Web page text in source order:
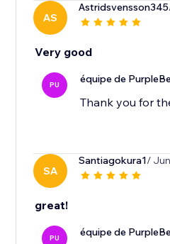
AS
Astridsvensson345
Very good
PU équipe de
Thank you for
SA
Santiagokura1/
great!
PU équipe de